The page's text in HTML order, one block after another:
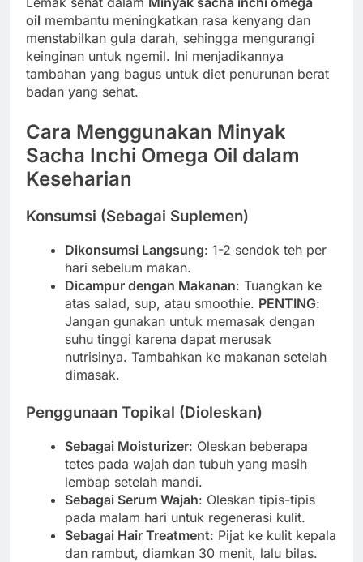
oil membantu meningkatkan rasa kenyang dan
menstabilkan gula darah, sehingga mengurangi
keinginan untuk ngemil. Ini menjadikannya
tambahan yang bagus untuk diet penurunan berat
badan yang sehat.
Cara Menggunakan Minyak
Sacha Inchi Omega Oil dalam
Keseharian
Konsumsi (Sebagai Suplemen)
Dikonsumsi Langsung: 1-2 sendok teh per
hari sebelum makan.
Dicampur dengan Makanan: Tuangkan ke
atas salad, sup, atau smoothie. PENTING:
Jangan gunakan untuk memasak dengan
suhu tinggi karena dapat merusak
nutrisinya. Tambahkan ke makanan setelah
dimasak.
Penggunaan Topikal (Dioleskan)
Sebagai Moisturizer: Oleskan beberapa
tetes pada wajah dan tubuh yang masih
lembap setelah mandi.
Sebagai Serum Wajah: Oleskan tipis-tipis
pada malam hari untuk regenerasi kulit.
Sebagai Hair Treatment: Pijat ke kulit kepala
dan rambut, diamkan 30 menit, lalu bilas.